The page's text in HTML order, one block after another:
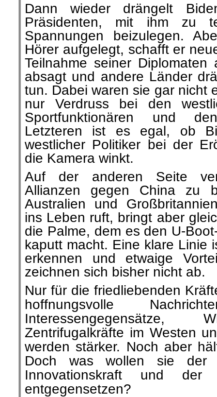
Dann wieder drängelt
Präsidenten, mit ihm zu
Spannungen beizulegen.
Hörer aufgelegt, schafft er
Teilnahme seiner Diplomaten
absagt und andere Länder
tun. Dabei waren sie gar nicht
nur Verdruss bei den
Sportfunktionären und
Letzteren ist es egal, ob
westlicher Politiker bei der
die Kamera winkt.
Auf der anderen Seite
Allianzen gegen China zu
Australien und
ins Leben ruft, bringt aber
die Palme, dem es den U-
kaputt macht. Eine klare Linie
erkennen und etwaige
zeichnen sich bisher nicht ab.
Nur für die friedliebenden
hoffnungsvolle
Interessengegensätze,
Zentrifugalkräfte im Westen
werden stärker. Noch aber
Doch was wollen sie der
Innovationskraft und der
entgegensetzen?